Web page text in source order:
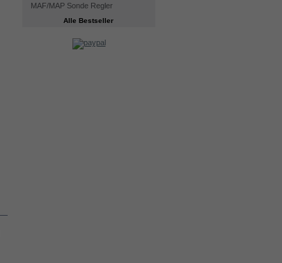
MAF/MAP Sonde Regler
Alle Bestseller